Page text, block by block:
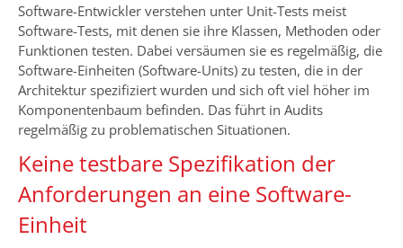
Software-Entwickler verstehen unter Unit-Tests meist
Software-Tests, mit denen sie ihre Klassen, Methoden oder
Funktionen testen. Dabei versäumen sie es regelmäßig, die
Software-Einheiten (Software-Units) zu testen, die in der
Architektur spezifiziert wurden und sich oft viel höher im
Komponentenbaum befinden. Das führt in Audits
regelmäßig zu problematischen Situationen.
Keine testbare Spezifikation der
Anforderungen an eine Software-
Einheit